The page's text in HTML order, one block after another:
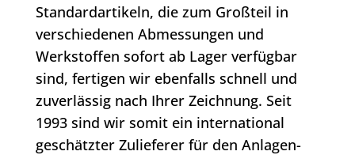
Standardartikeln, die zum Großteil in
verschiedenen Abmessungen und
Werkstoffen sofort ab Lager verfügbar
sind, fertigen wir ebenfalls schnell und
zuverlässig nach Ihrer Zeichnung. Seit
1993 sind wir somit ein international
geschätzter Zulieferer für den Anlagen-